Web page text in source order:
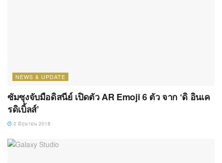
NEWS & UPDATE
ซัมซุงจับมือดิสนีย์ เปิดตัว AR Emoji 6 ตัว จาก ‘ดิ อินเค
รดิเบิ้ลส์’
2 มิถุนายน 2018